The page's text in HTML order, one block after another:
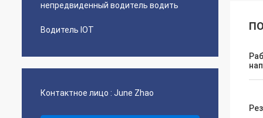
непредвиденный водитель водить
Водитель IOT
Контактное лицо : June Zhao